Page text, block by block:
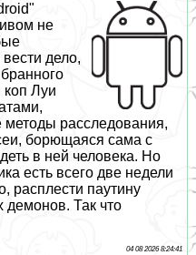
не
дело,
Луи
расследования,
борющаяся сама с
в ней человека. Но
есть всего две недели
расплести паутину
демонов. Так что
04 08 2026 8:24:41